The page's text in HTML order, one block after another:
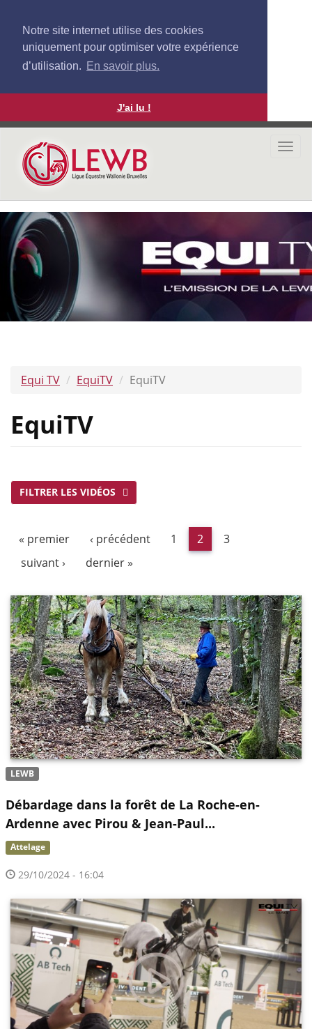
Notre site internet utilise des cookies
uniquement pour optimiser votre expérience
d’utilisation. En savoir plus.
J'ai lu !
Aller
contenu
principal
Equi TV EquiTV EquiTV
EquiTV
FILTRER LES VIDÉOS
« premier ‹ précédent 1 2
3
suivant ›
dernier »
LEWB
Débardage dans la forêt de La Roche-en-
Ardenne avec Pirou & Jean-Paul...
Attelage
29/10/2024 - 16:04